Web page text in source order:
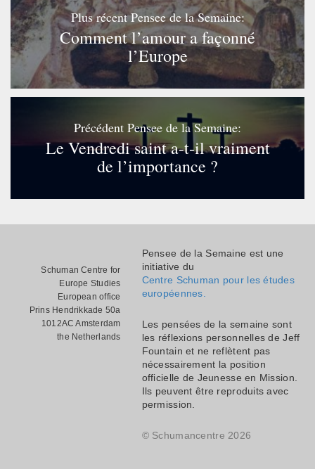
Plus récent Pensee de la Semaine:
Comment l’amour a façonné
l’Europe
Précédent Pensee de la Semaine:
Le Vendredi saint a-t-il vraiment
de l’importance ?
Schuman Centre for
Europe Studies
European office
Prins Hendrikkade 50a
1012AC Amsterdam
the Netherlands
Pensee de la Semaine est une
initiative du
Centre Schuman pour les études
européennes.
Les pensées de la semaine sont
les réflexions personnelles de Jeff
Fountain et ne reflètent pas
nécessairement la position
officielle de Jeunesse en Mission.
Ils peuvent être reproduits avec
permission.
© Schumancentre 2026